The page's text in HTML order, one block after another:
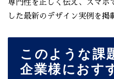
専門性を正しく伝え、スマホ
した最新のデザイン実例を掲
このような課
企業様におす